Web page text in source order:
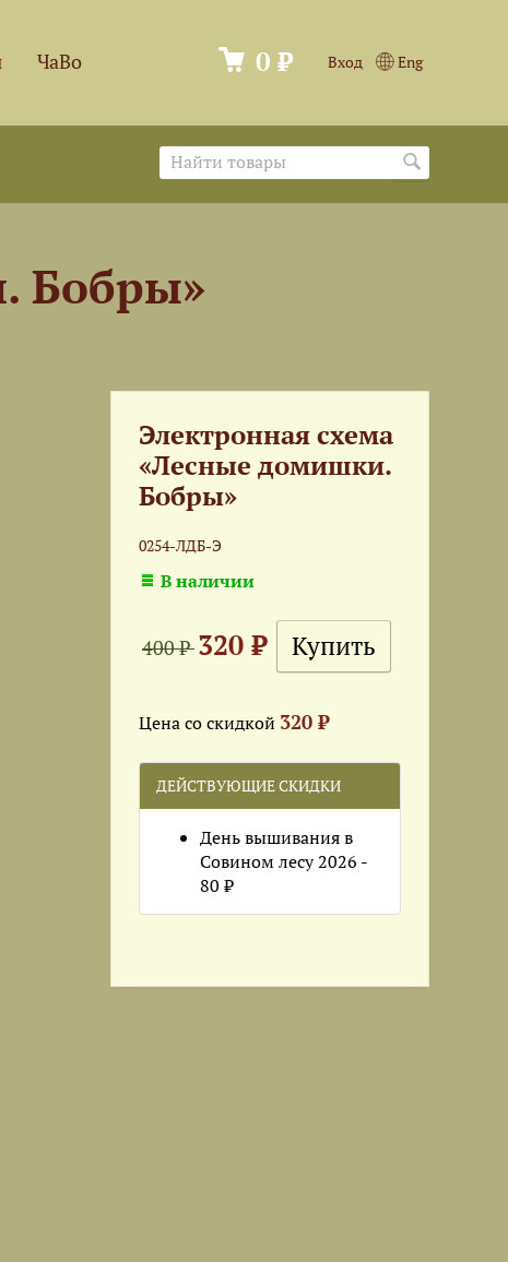
Вход Eng
0 ₽
ЧаВо
Бобры»
Электронная схема
«Лесные домишки.
Бобры»
0254-ЛДБ-Э
В наличии
400 ₽320 ₽
Цена со скидкой 320 ₽
ДЕЙСТВУЮЩИЕ СКИДКИ
День вышивания в
Совином лесу 2026 -
80 ₽